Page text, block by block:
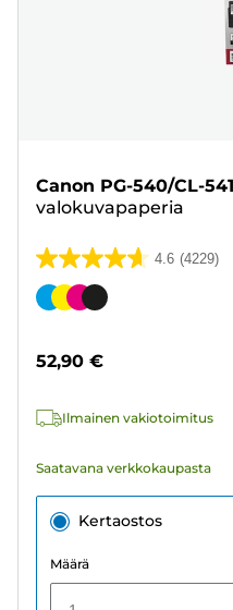
Canon PG-540/CL-
valokuvapaperia
4.6 (4229)
4.6/5
tähteä.
Värikasetti
52,90 €
Ilmainen vakiotoimitus
Saatavana verkkokaupasta
Kertaostos
Määrä